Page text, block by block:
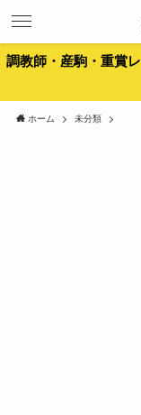
調教師・産駒・重賞
ホーム 未分類